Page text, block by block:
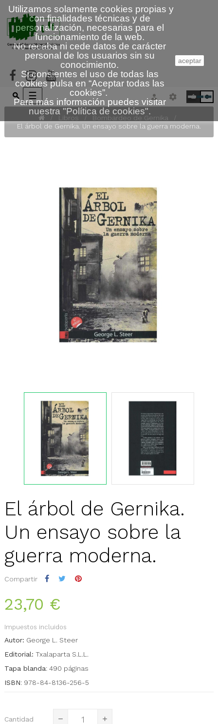
Navegación
de
palanca
☰ 0
Libros
Bombardeo de Gernika
El árbol de Gernika. Un ensayo sobre la guerra moderna.
El árbol de Gernika.
Un ensayo sobre la
guerra moderna.
Compartir
23,70 €
Impuestos incluidos
Autor: George L. Steer
Editorial: Txalaparta S.L.L.
Tapa blanda: 490 páginas
ISBN: 978-84-8136-256-5
Cantidad
Utilizamos solamente cookies propias y
con finalidades técnicas y de
personalización, necesarias para el
funcionamiento de la web.
No recaba ni cede datos de carácter
personal de los usuarios sin su
conocimiento.
Si consientes el uso de todas las
cookies pulsa en “Aceptar todas las
cookies”.
Para más información puedes visitar
nuestra "Política de cookies".
aceptar